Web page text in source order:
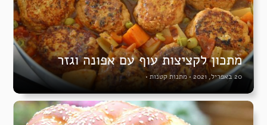
מתכון לקציצות עוף עם אפונה וגזר
20 באפריל, 2021 •מתנות קטנות •